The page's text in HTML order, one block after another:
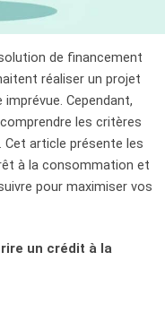
de financement
réaliser un projet
Cependant,
les critères
Cet article présente les
à la consommation et
pour maximiser vos
un crédit à la